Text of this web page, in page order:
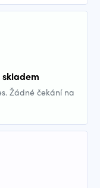
Žádné čekání na